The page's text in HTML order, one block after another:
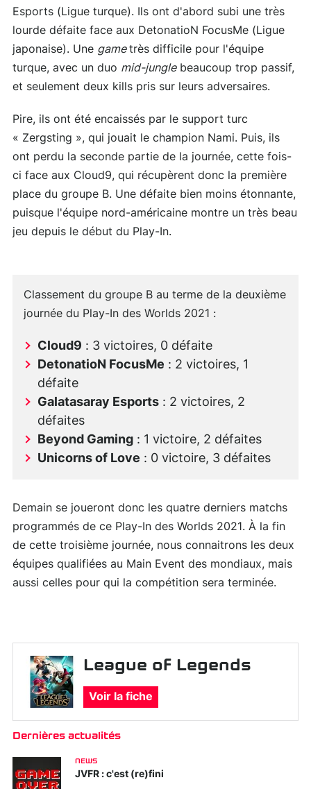
Esports (Ligue turque). Ils ont d'abord subi une très
lourde défaite face aux DetonatioN FocusMe (Ligue
japonaise). Une gametrès difficile pour l'équipe
turque, avec un duo mid-junglebeaucoup trop passif,
et seulement deux kills pris sur leurs adversaires.
Pire, ils ont été encaissés par le support turc
« Zergsting », qui jouait le champion Nami. Puis, ils
ont perdu la seconde partie de la journée, cette fois-
ci face aux Cloud9, qui récupèrent donc la première
place du groupe B. Une défaite bien moins étonnante,
puisque l'équipe nord-américaine montre un très beau
jeu depuis le début du Play-In.
Classement du groupe B au terme de la deuxième
journée du Play-In des Worlds 2021 :
Cloud9 : 3 victoires, 0 défaite
DetonatioN FocusMe : 2 victoires, 1
défaite
Galatasaray Esports : 2 victoires, 2
défaites
Beyond Gaming : 1 victoire, 2 défaites
Unicorns of Love : 0 victoire, 3 défaites
Demain se joueront donc les quatre derniers matchs
programmés de ce Play-In des Worlds 2021. À la fin
de cette troisième journée, nous connaitrons les deux
équipes qualifiées au Main Event des mondiaux, mais
aussi celles pour qui la compétition sera terminée.
League of Legends
Voir la fiche
Dernières actualités
NEWS
JVFR : c'est (re)fini